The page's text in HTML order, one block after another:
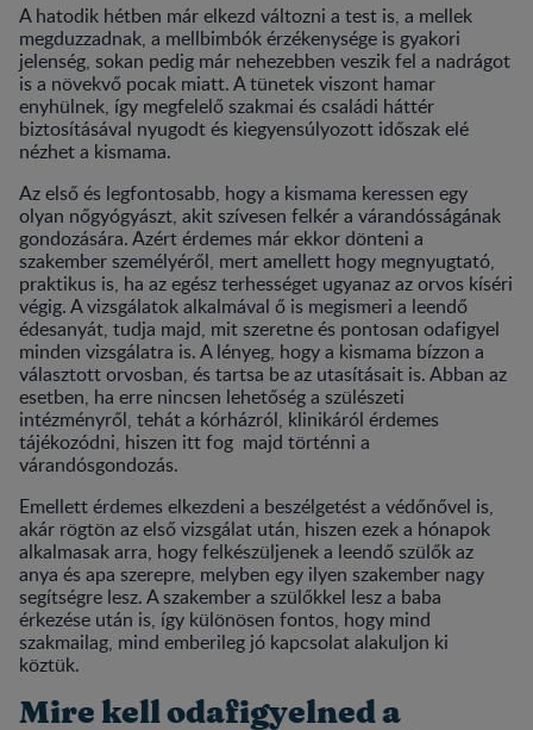
A hatodik hétben már elkezd változni a test is, a mellek
megduzzadnak, a mellbimbók érzékenysége is gyakori
jelenség, sokan pedig már nehezebben veszik fel a nadrágot
is a növekvő pocak miatt. A tünetek viszont hamar
enyhülnek, így megfelelő szakmai és családi háttér
biztosításával nyugodt és kiegyensúlyozott időszak elé
nézhet a kismama.
Az első és legfontosabb, hogy a kismama keressen egy
olyan nőgyógyászt, akit szívesen felkér a várandósságának
gondozására. Azért érdemes már ekkor dönteni a
szakember személyéről, mert amellett hogy megnyugtató,
praktikus is, ha az egész terhességet ugyanaz az orvos kíséri
végig. A vizsgálatok alkalmával ő is megismeri a leendő
édesanyát, tudja majd, mit szeretne és pontosan odafigyel
minden vizsgálatra is. A lényeg, hogy a kismama bízzon a
választott orvosban, és tartsa be az utasításait is. Abban az
esetben, ha erre nincsen lehetőség a szülészeti
intézményről, tehát a kórházról, klinikáról érdemes
tájékozódni, hiszen itt fog majd történni a
várandósgondozás.
Emellett érdemes elkezdeni a beszélgetést a védőnővel is,
akár rögtön az első vizsgálat után, hiszen ezek a hónapok
alkalmasak arra, hogy felkészüljenek a leendő szülők az
anya és apa szerepre, melyben egy ilyen szakember nagy
segítségre lesz. A szakember a szülőkkel lesz a baba
érkezése után is, így különösen fontos, hogy mind
szakmailag, mind emberileg jó kapcsolat alakuljon ki
köztük.
Mire kell odafigyelned a